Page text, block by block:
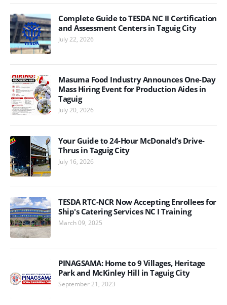
Complete Guide to TESDA NC II Certification
and Assessment Centers in Taguig City
July 22, 2026
Masuma Food Industry Announces One-Day
Mass Hiring Event for Production Aides in
Taguig
July 20, 2026
Your Guide to 24-Hour McDonald’s Drive-
Thrus in Taguig City
July 16, 2026
TESDA RTC-NCR Now Accepting Enrollees for
Ship's Catering Services NC I Training
March 09, 2025
PINAGSAMA: Home to 9 Villages, Heritage
Park and McKinley Hill in Taguig City
September 21, 2023